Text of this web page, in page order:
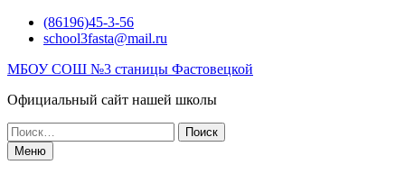
Перейти(86196)45-3-56
school3fasta@mail.ru
МБОУ СОШ №3 станицы Фастовецкой
Официальный сайт нашей школы
Поиск
по:Меню